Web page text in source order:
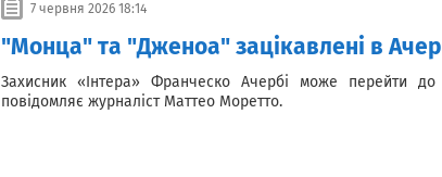
7 червня 2026 18:14
"Монца" та "Дженоа" зацікавлені в
Захисник «Інтера» Франческо Ачербі може перейти до
повідомляє журналіст Маттео Моретто.